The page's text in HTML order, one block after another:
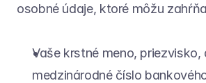
osobné údaje, ktoré môžu
Vaše krstné meno, priezvisko,
medzinárodné číslo